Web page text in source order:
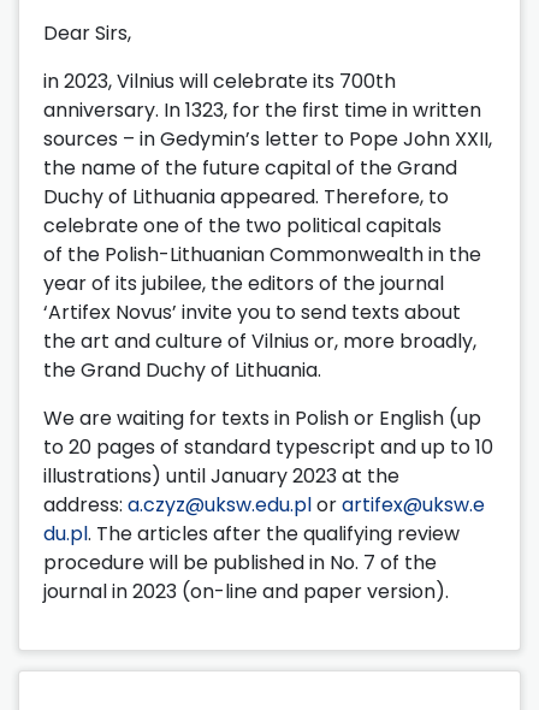
Dear Sirs,
in 2023, Vilnius will celebrate its 700th
anniversary. In 1323, for the first time in written
sources – in Gedymin’s letter to Pope John XXII,
the name of the future capital of the Grand
Duchy of Lithuania appeared. Therefore, to
celebrate one of the two political capitals
of the Polish-Lithuanian Commonwealth in the
year of its jubilee, the editors of the journal
‘Artifex Novus’ invite you to send texts about
the art and culture of Vilnius or, more broadly,
the Grand Duchy of Lithuania.
We are waiting for texts in Polish or English (up
to 20 pages of standard typescript and up to 10
illustrations) until January 2023 at the
address: a.czyz@uksw.edu.plorartifex@uksw.e
du.pl. The articles after the qualifying review
procedure will be published in No. 7 of the
journal in 2023 (on-line and paper version).